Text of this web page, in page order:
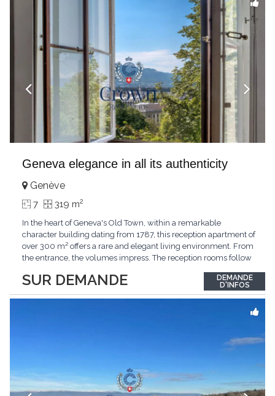
Geneva elegance in all its authenticity
SUR DEMANDE
Genève
7 319 m2
In the heart of Geneva's Old Town, within a remarkable
character building dating from 1787, this reception apartment of
over 300 m² offers a rare and elegant living environment. From
the entrance, the volumes impress. The reception rooms follow
period architecture. High ceilings, finely crafted stuccoes,
moldings, woodwork, old fireplaces,...
DEMANDE
D'INFOS